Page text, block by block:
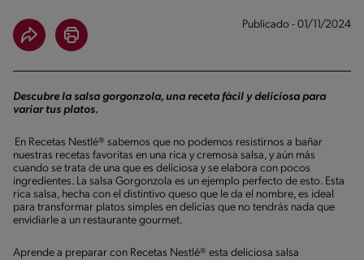
Publicado - 01/11/2024
Descubre la salsa gorgonzola, una receta fácil y deliciosa para
variar tus platos.
En Recetas Nestlé® sabemos que no podemos resistirnos a bañar
nuestras recetas favoritas en una rica y cremosa salsa, y aún más
cuando se trata de una que es deliciosa y se elabora con pocos
ingredientes. La salsa Gorgonzola es un ejemplo perfecto de esto. Esta
rica salsa, hecha con el distintivo queso que le da el nombre, es ideal
para transformar platos simples en delicias que no tendrás nada que
envidiarle a un restaurante gourmet.
Aprende a preparar con Recetas Nestlé® esta deliciosa salsa